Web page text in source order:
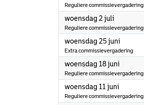
Reguliere commissievergadering
woensdag 2 juli
Reguliere commissievergadering
woensdag 25 juni
Extra commissievergadering
woensdag 18 juni
Reguliere commissievergadering
woensdag 11 juni
Reguliere commissievergadering